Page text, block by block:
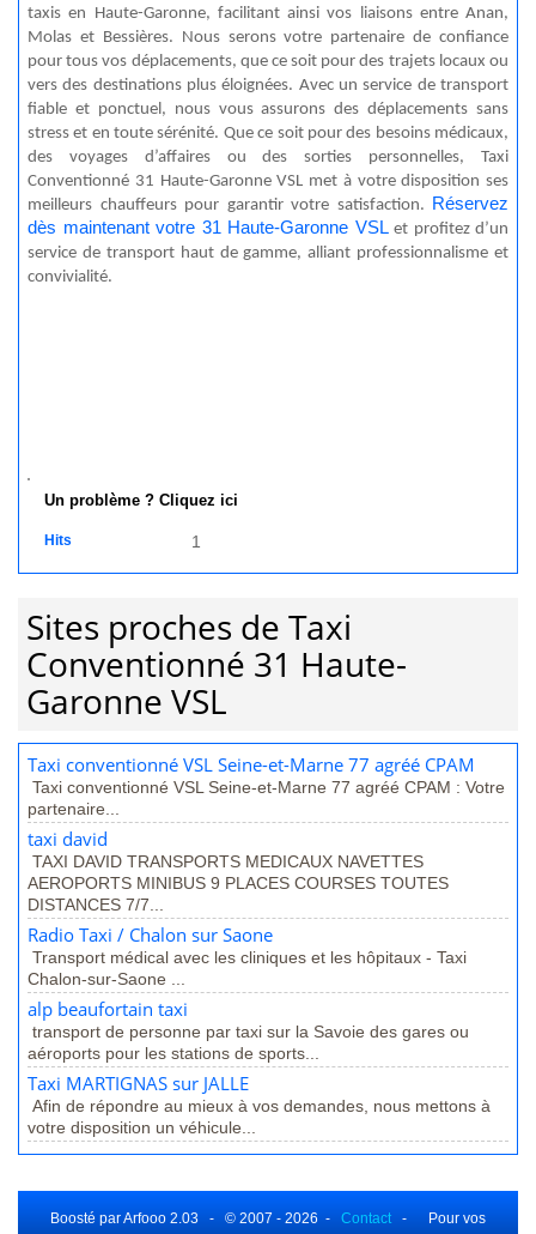
taxis en Haute-Garonne, facilitant ainsi vos liaisons entre Anan,
Molas et Bessières. Nous serons votre partenaire de confiance
pour tous vos déplacements, que ce soit pour des trajets locaux ou
vers des destinations plus éloignées. Avec un service de transport
fiable et ponctuel, nous vous assurons des déplacements sans
stress et en toute sérénité. Que ce soit pour des besoins médicaux,
des voyages d’affaires ou des sorties personnelles, Taxi
Conventionné 31 Haute-Garonne VSL met à votre disposition ses
meilleurs chauffeurs pour garantir votre satisfaction. Réservez
dès maintenant votre 31 Haute-Garonne VSL et profitez d’un
service de transport haut de gamme, alliant professionnalisme et
convivialité.
Un problème ? Cliquez ici
Hits 1
Sites proches de Taxi
Conventionné 31 Haute-
Garonne VSL
Taxi conventionné VSL Seine-et-Marne 77 agréé CPAM
Taxi conventionné VSL Seine-et-Marne 77 agréé CPAM : Votre
partenaire...
taxi david
TAXI DAVID TRANSPORTS MEDICAUX NAVETTES
AEROPORTS MINIBUS 9 PLACES COURSES TOUTES
DISTANCES 7/7...
Radio Taxi / Chalon sur Saone
Transport médical avec les cliniques et les hôpitaux - Taxi
Chalon-sur-Saone ...
alp beaufortain taxi
transport de personne par taxi sur la Savoie des gares ou
aéroports pour les stations de sports...
Taxi MARTIGNAS sur JALLE
Afin de répondre au mieux à vos demandes, nous mettons à
votre disposition un véhicule...
Boosté par Arfooo 2.03 - © 2007 - 2026 - Contact - Pour vos